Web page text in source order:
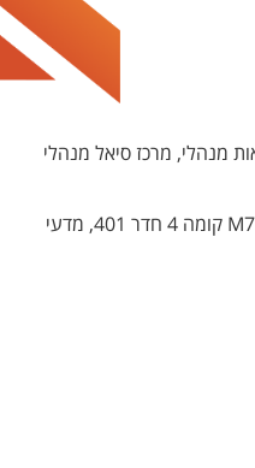
מנהלי, מרכז סיאל מנהלי
בניין אריאל אליה למדעי הבריאות - M7 קומה 4 חדר 401, מדעי